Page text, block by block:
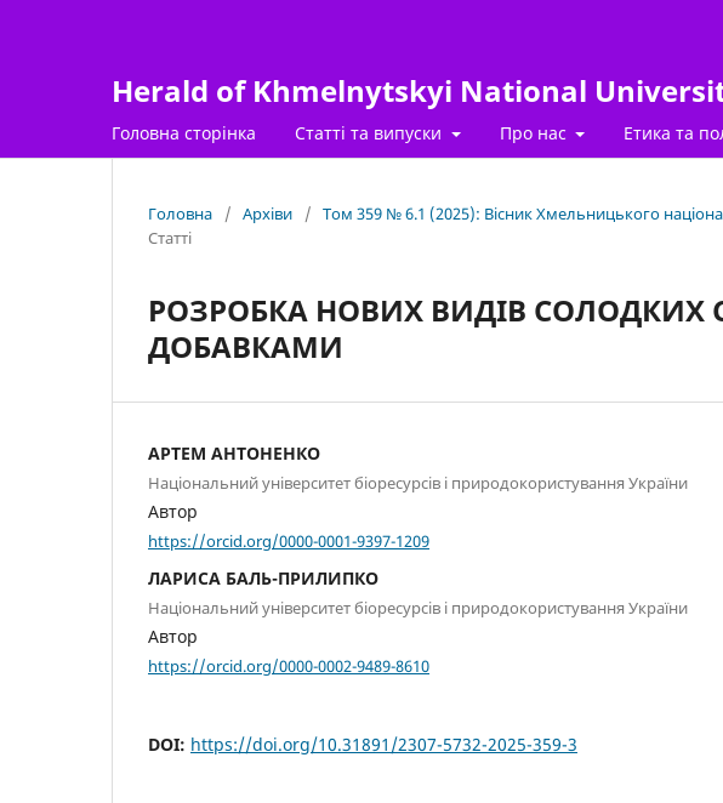
Herald of Khmelnytskyi National
Головна сторінка Статті та випуски Про нас Етика та
Головна / Архіви / Том 359 № 6.1 (2025): Вісник Хмельницького
Статті
РОЗРОБКА НОВИХ ВИДІВ СОЛОДКИХ
ДОБАВКАМИ
АРТЕМ АНТОНЕНКО
Національний університет біоресурсів і природокористування України
Автор
https://orcid.org/0000-0001-9397-1209
ЛАРИСА БАЛЬ-ПРИЛИПКО
Національний університет біоресурсів і природокористування України
Автор
https://orcid.org/0000-0002-9489-8610
DOI: https://doi.org/10.31891/2307-5732-2025-359-3